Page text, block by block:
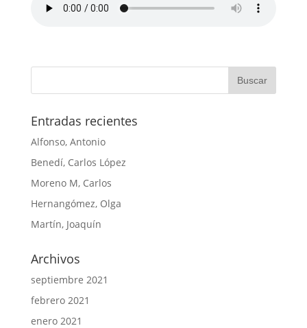
Entradas recientes
Alfonso, Antonio
Benedí, Carlos López
Moreno M, Carlos
Hernangómez, Olga
Martín, Joaquín
Archivos
septiembre 2021
febrero 2021
enero 2021